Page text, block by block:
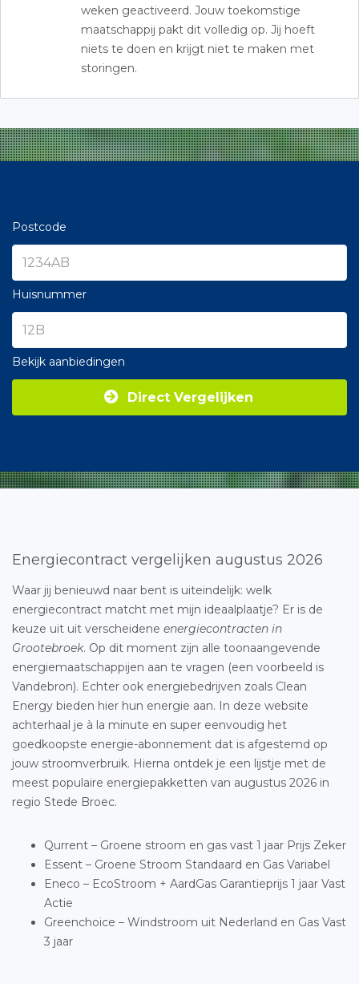
weken geactiveerd. Jouw toekomstige
maatschappij pakt dit volledig op. Jij hoeft
niets te doen en krijgt niet te maken met
storingen.
Postcode
Huisnummer
Bekijk aanbiedingen
Direct Vergelijken
Energiecontract vergelijken augustus 2026
Waar jij benieuwd naar bent is uiteindelijk: welk
energiecontract matcht met mijn ideaalplaatje? Er is de
keuze uit uit verscheidene energiecontracten in
Grootebroek. Op dit moment zijn alle toonaangevende
energiemaatschappijen aan te vragen (een voorbeeld is
Vandebron). Echter ook energiebedrijven zoals Clean
Energy bieden hier hun energie aan. In deze website
achterhaal je à la minute en super eenvoudig het
goedkoopste energie-abonnement dat is afgestemd op
jouw stroomverbruik. Hierna ontdek je een lijstje met de
meest populaire energiepakketten van augustus 2026 in
regio Stede Broec.
Qurrent – Groene stroom en gas vast 1 jaar Prijs Zeker
Essent – Groene Stroom Standaard en Gas Variabel
Eneco – EcoStroom + AardGas Garantieprijs 1 jaar Vast
Actie
Greenchoice – Windstroom uit Nederland en Gas Vast
3 jaar